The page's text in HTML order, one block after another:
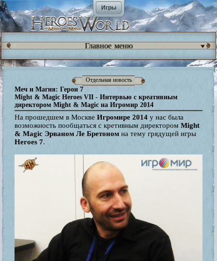
Игры
Главное меню
Отдельная новость
Меч и Магия: Герои 7
Might & Magic Heroes VII - Интервью с креативным
директором Might & Magic на Игромир 2014
На прошедшем в Москве Игромире 2014 у нас была
возможность пообщаться с кретивным директором Might
& Magic Эрваном Ле Бретоном на тему грядущей игры
Heroes 7.